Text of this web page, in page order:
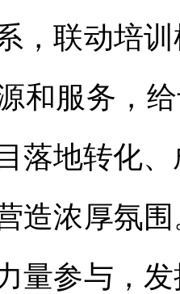
，联动培
和服务，
落地转化
造浓厚氛
量参与，